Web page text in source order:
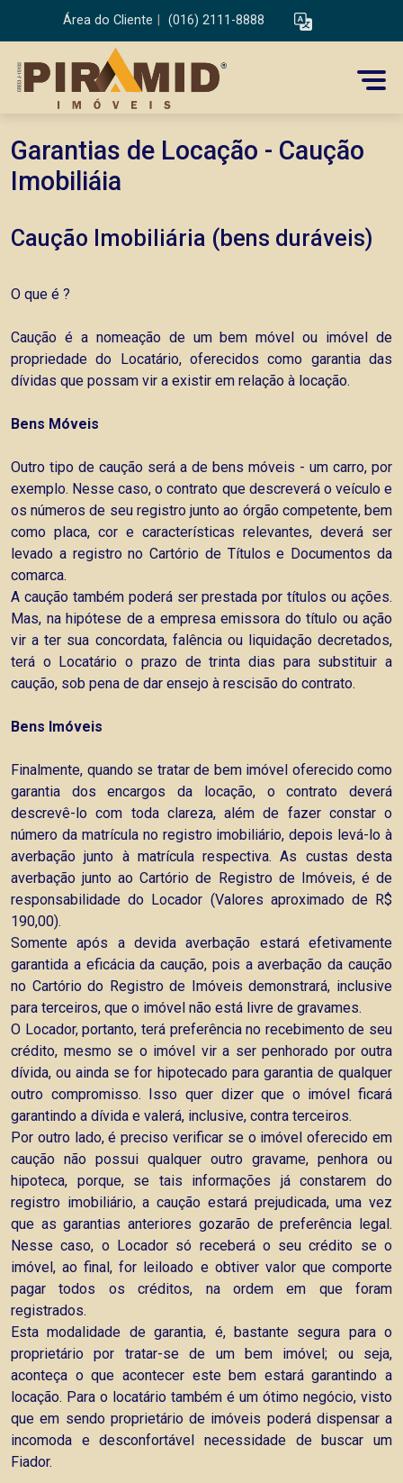
Área do Cliente (016) 2111-8888
Garantias de Locação - Caução
Imobiliáia
Caução Imobiliária (bens duráveis)
O que é ?
Caução é a nomeação de um bem móvel ou imóvel de
propriedade do Locatário, oferecidos como garantia das
dívidas que possam vir a existir em relação à locação.
Bens Móveis
Outro tipo de caução será a de bens móveis - um carro, por
exemplo. Nesse caso, o contrato que descreverá o veículo e
os números de seu registro junto ao órgão competente, bem
como placa, cor e características relevantes, deverá ser
levado a registro no Cartório de Títulos e Documentos da
comarca.
A caução também poderá ser prestada por títulos ou ações.
Mas, na hipótese de a empresa emissora do título ou ação
vir a ter sua concordata, falência ou liquidação decretados,
terá o Locatário o prazo de trinta dias para substituir a
caução, sob pena de dar ensejo à rescisão do contrato.
Bens Imóveis
Finalmente, quando se tratar de bem imóvel oferecido como
garantia dos encargos da locação, o contrato deverá
descrevê-lo com toda clareza, além de fazer constar o
número da matrícula no registro imobiliário, depois levá-lo à
averbação junto à matrícula respectiva. As custas desta
averbação junto ao Cartório de Registro de Imóveis, é de
responsabilidade do Locador (Valores aproximado de R$
190,00).
Somente após a devida averbação estará efetivamente
garantida a eficácia da caução, pois a averbação da caução
no Cartório do Registro de Imóveis demonstrará, inclusive
para terceiros, que o imóvel não está livre de gravames.
O Locador, portanto, terá preferência no recebimento de seu
crédito, mesmo se o imóvel vir a ser penhorado por outra
dívida, ou ainda se for hipotecado para garantia de qualquer
outro compromisso. Isso quer dizer que o imóvel ficará
garantindo a dívida e valerá, inclusive, contra terceiros.
Por outro lado, é preciso verificar se o imóvel oferecido em
caução não possui qualquer outro gravame, penhora ou
hipoteca, porque, se tais informações já constarem do
registro imobiliário, a caução estará prejudicada, uma vez
que as garantias anteriores gozarão de preferência legal.
Nesse caso, o Locador só receberá o seu crédito se o
imóvel, ao final, for leiloado e obtiver valor que comporte
pagar todos os créditos, na ordem em que foram
registrados.
Esta modalidade de garantia, é, bastante segura para o
proprietário por tratar-se de um bem imóvel; ou seja,
aconteça o que acontecer este bem estará garantindo a
locação. Para o locatário também é um ótimo negócio, visto
que em sendo proprietário de imóveis poderá dispensar a
incomoda e desconfortável necessidade de buscar um
Fiador.